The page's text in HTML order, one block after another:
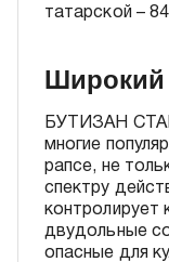
татарской –
Широкий
БУТИЗАН
многие
рапсе, не
спектру
контролирует
двудольные
опасные для